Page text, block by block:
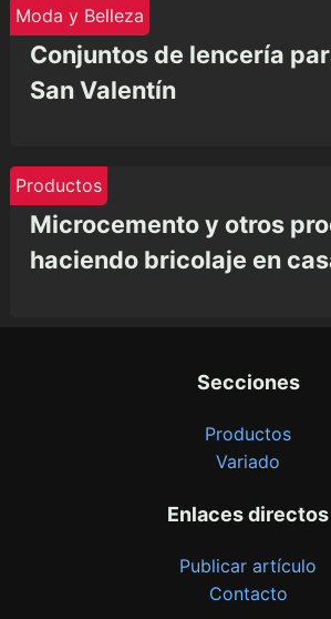
Conjuntos de lencería
San Valentín
Moda y Belleza
Microcemento y otros
haciendo bricolaje en
Productos
Enlaces directos
Publicar artículo
Contacto
Secciones
Productos
Variado